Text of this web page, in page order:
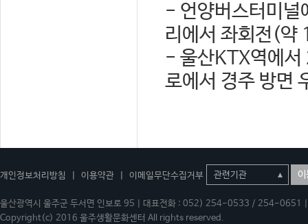
- 언양버스터미널
리에서 좌회전(약
- 울산KTX역에서
로에서 경주 방면
개인정보처리방침 이용약관 이메일무단수집거부 이
울산광역시 울주군 두서면 인보로 95 | 대표전화 : 052) 254-0533 / 254-
Copyright(c) 2016 울주생활문화센터 All rights reserved.